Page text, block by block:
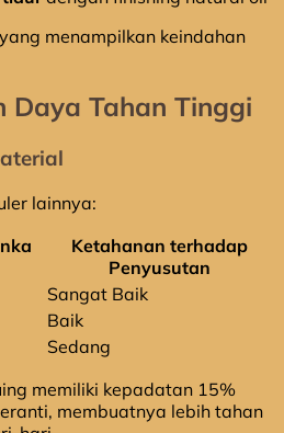
yang menampilkan keindahan
Daya Tahan Tinggi
lainnya:
Ketahanan terhadap
Penyusutan
Sangat Baik
Baik
Sedang
memiliki kepadatan 15%
membuatnya lebih tahan